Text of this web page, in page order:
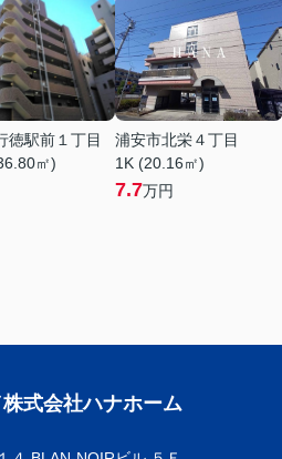
徳駅前１丁目
㎡)
浦安市北栄４丁目
1K (20.16㎡)
7.7万円
式会社ハナホーム